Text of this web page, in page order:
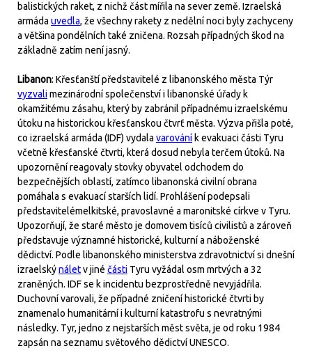
balistických raket, z nichž část mířila na sever země. Izraelská
armáda uvedla, že všechny rakety z nedělní noci byly zachyceny
a většina pondělních také zničena. Rozsah případných škod na
základně zatím není jasný.
Libanon: Křesťanští představitelé z libanonského města Týr
vyzvalimezinárodní společenství i libanonské úřady k
okamžitému zásahu, který by zabránil případnému izraelskému
útoku na historickou křesťanskou čtvrť města. Výzva přišla poté,
co izraelská armáda (IDF) vydala varování k evakuaci části Tyru
včetně křesťanské čtvrti, která dosud nebyla terčem útoků. Na
upozornění reagovaly stovky obyvatel odchodem do
bezpečnějších oblastí, zatímco libanonská civilní obrana
pomáhala s evakuací starších lidí. Prohlášení podepsali
představitelémelkitské, pravoslavné a maronitské církve v Tyru.
Upozorňují, že staré město je domovem tisíců civilistů a zároveň
představuje významné historické, kulturní a náboženské
dědictví. Podle libanonského ministerstva zdravotnictví si dnešní
izraelskýnáletv jiné části Tyru vyžádal osm mrtvých a 32
zraněných. IDF se k incidentu bezprostředně nevyjádřila.
Duchovní varovali, že případné zničení historické čtvrti by
znamenalo humanitární i kulturní katastrofu s nevratnými
následky. Tyr, jedno z nejstarších měst světa, je od roku 1984
zapsán na seznamu světového dědictví UNESCO.